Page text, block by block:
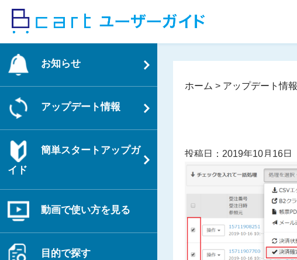
ッ
お知らせ
アップデート情報
簡単スタートアップガ
イド
動画で使い方を見る
目的で探す
ホーム > アップデート情報
投稿日：2019年10月16日